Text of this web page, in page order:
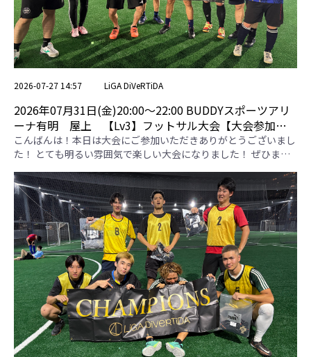
2026-07-27 14:57 LiGA DiVeRTiDA
2026年07月31日(金)20:00〜22:00 BUDDYスポーツアリ
ーナ有明 屋上 【Lv3】フットサル大会【大会参加者
用専用ページ】
こんばんは！本日は大会にご参加いただきありがとうございまし
た！ とても明るい雰囲気で楽しい大会になりました！ ぜひまた
た。細かいパスでゴールまで迫っていました！ 【MAGICALS】
本日はお疲れさまでした。ロングボールでチャンスを多く作って
いました！ 【ふぉーえっくす】 本日はお疲れさまでした。個人
技で相手を翻弄していました！ 【FC有明】 本日はお疲れさまで
した。最後まで戦い抜いていました！ 本日の優勝チームはふぉ
ーえっくすさんです！優勝おめでとうございます！ ばくれつし
もだ MAGICALS ふぉーえっくす FC有明 勝点 得失点差 総得点 総
失点 順位 ばくれつしもだ ＊ 1 . 1-2 5 . 0-2 4 . 1-0 3 -2 2 4 4
MAGICALS 1 . 2-1 ＊ 3 . 0-1 6 . 3-0 6 3 5 2 1 ふぉーえっくす 5 . 2-
0 3 . 1-0 ＊ 2 . 0-3 6 0 3 3 2 FC有明 4 . 0-1 6 . 0-3 2 . 3-0 ＊ 3 -1 3 4
3 3位決定戦 予選リーグ3位 FC有明 7 1 - 2 予選リーグ4位 ばくれ
つしもだ 決勝戦 予選リーグ1位 MAGICALS 8 1 - 2 予選リーグ2
位 ふぉーえっくす